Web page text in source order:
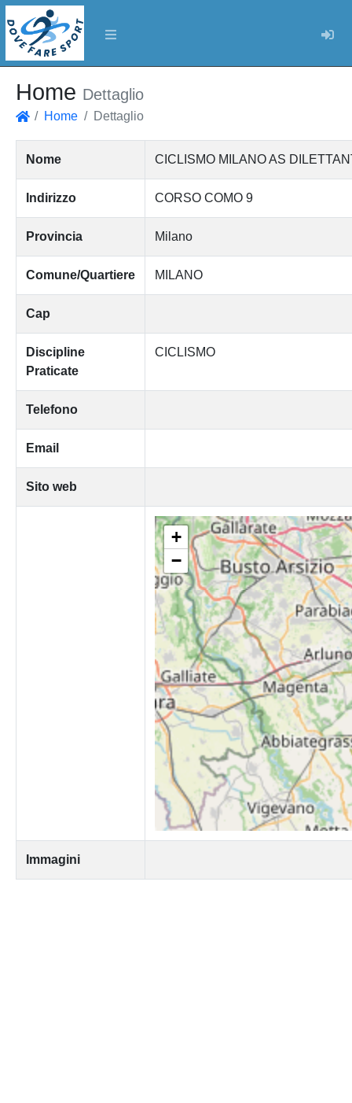
Home Dettaglio
Home Dettaglio
Nome CICLISMO MILANO AS
Indirizzo CORSO COMO 9
Provincia Milano
Comune/Quartiere MILANO
Cap
Discipline
Praticate
CICLISMO
Telefono
Email
Sito web
+
−
Immagini